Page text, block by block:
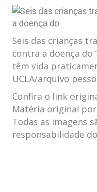
Seis das crianças
contra a doença do
têm vida
UCLA/arquivo
Confira o link
Matéria original
Todas as imagens
responsabilidade